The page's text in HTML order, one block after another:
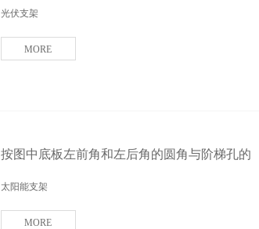
光伏支架
MORE
按图中底板左前角和左后角的圆角与阶梯孔的
太阳能支架
MORE